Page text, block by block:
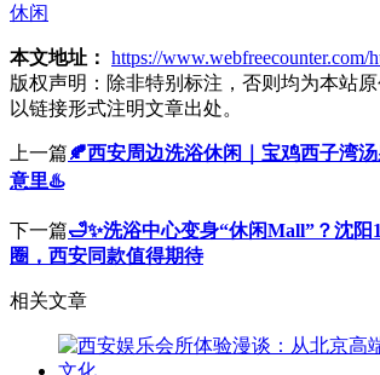
休闲
本文地址： https://www.webfreecounter.com/
版权声明： 除非特别标注，否则均为本站
以链接形式注明文章出处。
上一篇🍂西安周边洗浴休闲｜宝鸡西子湾
意里♨️
下一篇🛁✨洗浴中心变身“休闲Mall”？沈阳
圈，西安同款值得期待
相关文章